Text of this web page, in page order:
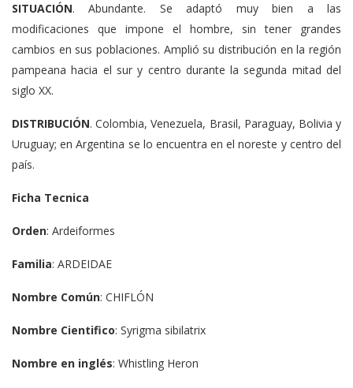
SITUACIÓN. Abundante. Se adaptó muy bien a las
modificaciones que impone el hombre, sin tener grandes
cambios en sus poblaciones. Amplió su distribución en la región
pampeana hacia el sur y centro durante la segunda mitad del
siglo XX.
DISTRIBUCIÓN. Colombia, Venezuela, Brasil, Paraguay, Bolivia y
Uruguay; en Argentina se lo encuentra en el noreste y centro del
país.
Ficha Tecnica
Orden: Ardeiformes
Familia: ARDEIDAE
Nombre Común: CHIFLÓN
Nombre Cientifico: Syrigma sibilatrix
Nombre en inglés: Whistling Heron